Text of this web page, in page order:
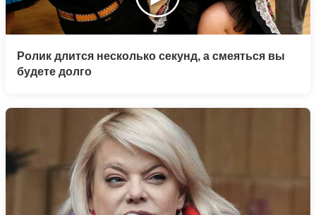
Ролик длится несколько секунд, а смеяться вы
будете долго